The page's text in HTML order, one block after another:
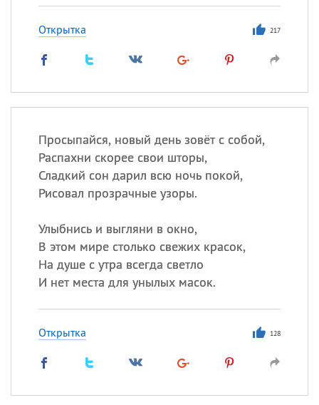
Открытка 217
Просыпайся, новый день зовёт с собой,
Распахни скорее свои шторы,
Сладкий сон дарил всю ночь покой,
Рисовал прозрачные узоры.
Улыбнись и выгляни в окно,
В этом мире столько свежих красок,
На душе с утра всегда светло
И нет места для унылых масок.
Открытка 128